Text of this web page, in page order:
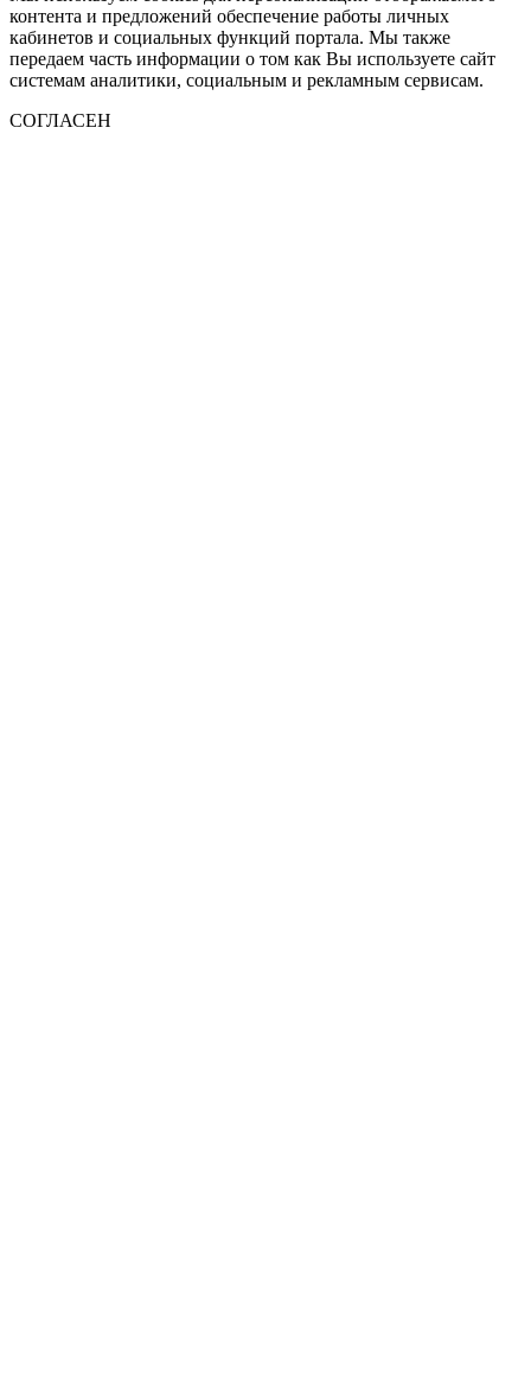
контента и предложений обеспечение работы личных
кабинетов и социальных функций портала. Мы также
передаем часть информации о том как Вы используете сайт
системам аналитики, социальным и рекламным сервисам.
СОГЛАСЕН